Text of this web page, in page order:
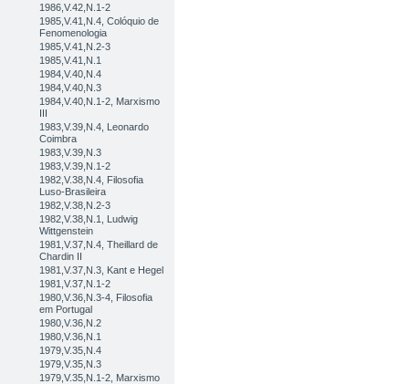
1986,V.42,N.1-2
1985,V.41,N.4, Colóquio de
Fenomenologia
1985,V.41,N.2-3
1985,V.41,N.1
1984,V.40,N.4
1984,V.40,N.3
1984,V.40,N.1-2, Marxismo
III
1983,V.39,N.4, Leonardo
Coimbra
1983,V.39,N.3
1983,V.39,N.1-2
1982,V.38,N.4, Filosofia
Luso-Brasileira
1982,V.38,N.2-3
1982,V.38,N.1, Ludwig
Wittgenstein
1981,V.37,N.4, Theillard de
Chardin II
1981,V.37,N.3, Kant e Hegel
1981,V.37,N.1-2
1980,V.36,N.3-4, Filosofia
em Portugal
1980,V.36,N.2
1980,V.36,N.1
1979,V.35,N.4
1979,V.35,N.3
1979,V.35,N.1-2, Marxismo